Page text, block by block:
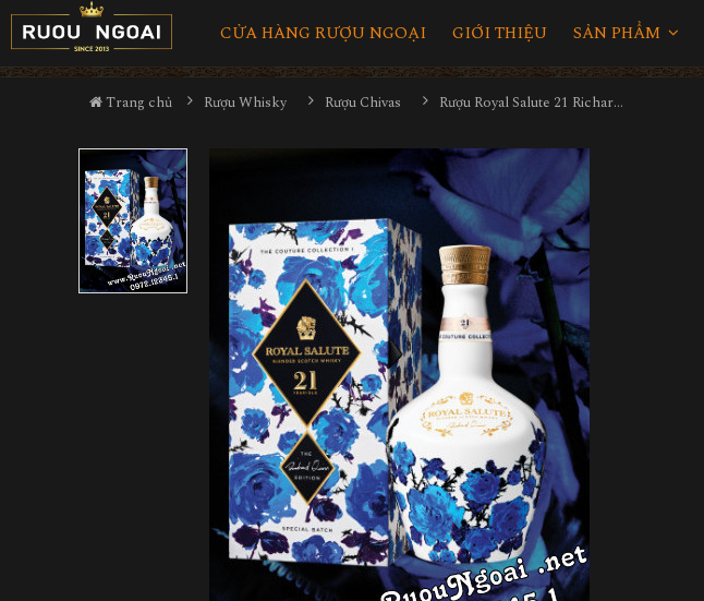
CỬA HÀNG RƯỢU NGOẠI GIỚI THIỆU SẢN PHẨM
Trang chủ Rượu Whisky Rượu Chivas Rượu Royal Salute 21 Richard Quinn